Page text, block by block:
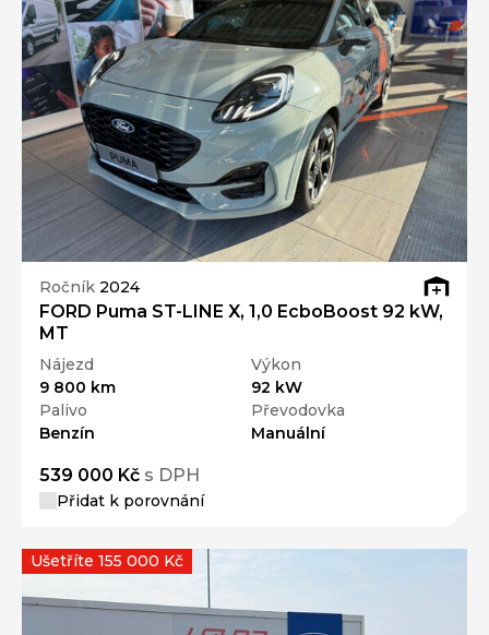
Ročník 2024
FORD Puma ST-LINE X, 1,0 EcboBoost 92 kW,
MT
Nájezd
9 800 km
Výkon
92 kW
Palivo
Benzín
Převodovka
Manuální
539 000 Kč s DPH
Přidat k porovnání
Ušetříte 155 000 Kč